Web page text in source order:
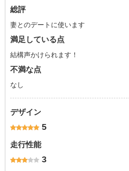
総評
妻とのデートに使います
満足している点
結構声かけられます！
不満な点
なし
デザイン
5
走行性能
3